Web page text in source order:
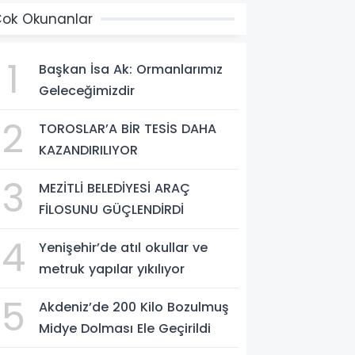
Okunanlar
1
Başkan İsa Ak: Ormanlarımız
Geleceğimizdir
2
TOROSLAR’A BİR TESİS DAHA
KAZANDIRILIYOR
3
MEZİTLİ BELEDİYESİ ARAÇ
FİLOSUNU GÜÇLENDİRDİ
4
Yenişehir’de atıl okullar ve
metruk yapılar yıkılıyor
5
Akdeniz’de 200 Kilo Bozulmuş
Midye Dolması Ele Geçirildi